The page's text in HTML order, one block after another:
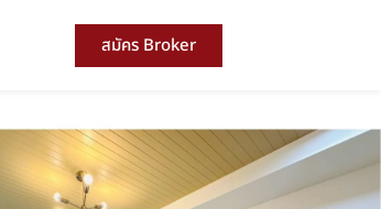
สมัคร Broker